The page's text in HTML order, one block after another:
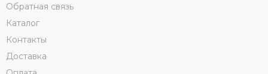
Обратная связь
Каталог
Контакты
Доставка